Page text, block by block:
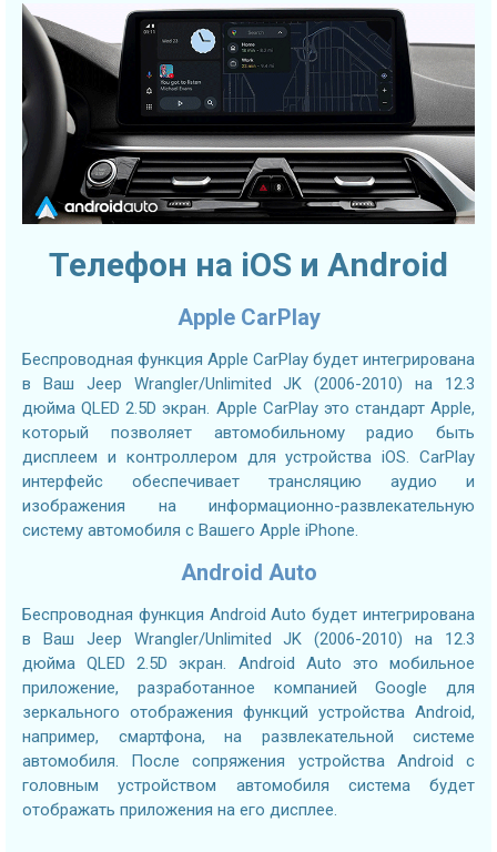
Телефон на iOS и Android
Apple CarPlay
Беспроводная функция Apple CarPlay будет интегрирована
в Ваш Jeep Wrangler/Unlimited JK (2006-2010) на 12.3
дюйма QLED 2.5D экран. Apple CarPlay это стандарт Apple,
который позволяет автомобильному радио быть
дисплеем и контроллером для устройства iOS. CarPlay
интерфейс обеспечивает трансляцию аудио и
изображения на информационно-развлекательную
систему автомобиля с Вашего Apple iPhone.
Android Auto
Беспроводная функция Android Auto будет интегрирована
в Ваш Jeep Wrangler/Unlimited JK (2006-2010) на 12.3
дюйма QLED 2.5D экран. Android Auto это мобильное
приложение, разработанное компанией Google для
зеркального отображения функций устройства Android,
например, смартфона, на развлекательной системе
автомобиля. После сопряжения устройства Android с
головным устройством автомобиля система будет
отображать приложения на его дисплее.